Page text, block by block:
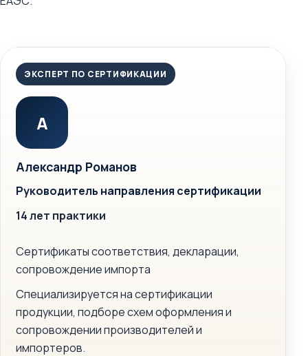
ЭКСПЕРТ ПО СЕРТИФИКАЦИИ
А
Александр Романов
Руководитель направления сертификации
14 лет практики
Сертификаты соответствия, декларации,
сопровождение импорта
Специализируется на сертификации
продукции, подборе схем оформления и
сопровождении производителей и
импортеров.